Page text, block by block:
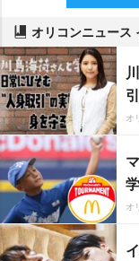
オリコンニュース
オ
オ